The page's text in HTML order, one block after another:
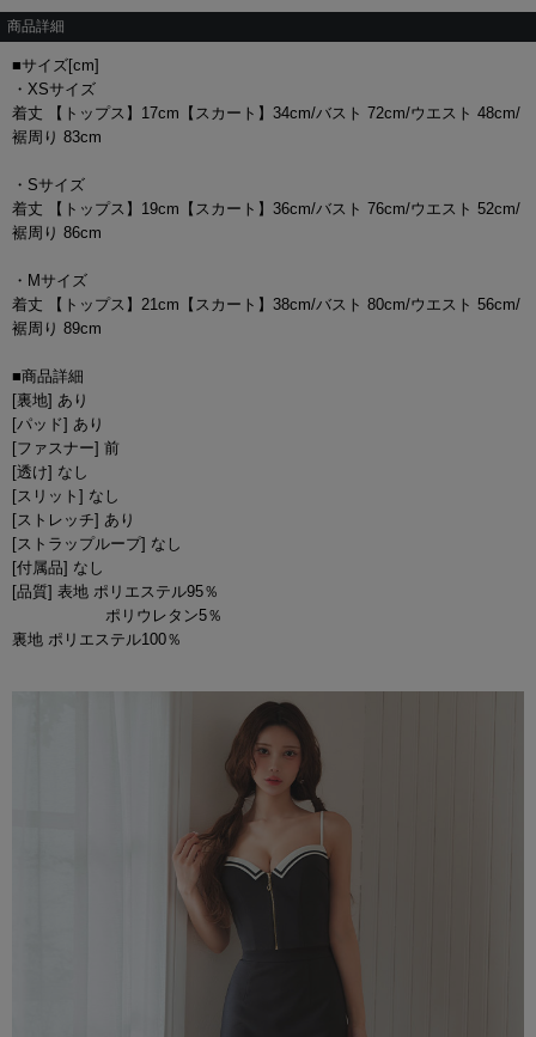
商品詳細
■サイズ[cm]
・XSサイズ
着丈 【トップス】17cm【スカート】34cm/バスト 72cm/ウエスト 48cm/
裾周り 83cm
・Sサイズ
着丈 【トップス】19cm【スカート】36cm/バスト 76cm/ウエスト 52cm/
裾周り 86cm
・Mサイズ
着丈 【トップス】21cm【スカート】38cm/バスト 80cm/ウエスト 56cm/
裾周り 89cm
■商品詳細
[裏地] あり
[パッド] あり
[ファスナー] 前
[透け] なし
[スリット] なし
[ストレッチ] あり
[ストラップループ] なし
[付属品] なし
[品質] 表地 ポリエステル95％
ポリウレタン5％
裏地 ポリエステル100％